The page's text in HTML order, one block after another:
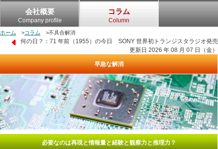
会社概要
Company profile
コラム
Column
ホーム >コラム >不具合解消
何の日？：71 年前（1955）の今日 SONY 世界初トランジスタラジオ発売
更新日 2026 年 08 月 07 日（金）
早急な解消
必要なのは再現と情報量と経験と観察力と推理力？